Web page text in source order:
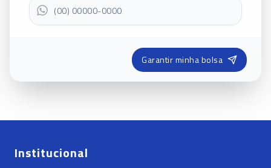
Garantir minha bolsa
Institucional